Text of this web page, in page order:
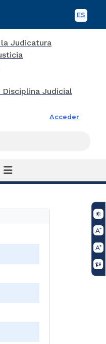
ES
Acceder